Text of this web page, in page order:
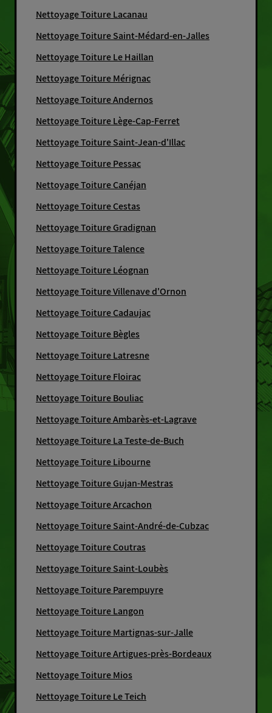
Nettoyage Toiture Lacanau
Nettoyage Toiture Saint-Médard-en-Jalles
Nettoyage Toiture Le Haillan
Nettoyage Toiture Mérignac
Nettoyage Toiture Andernos
Nettoyage Toiture Lège-Cap-Ferret
Nettoyage Toiture Saint-Jean-d'Illac
Nettoyage Toiture Pessac
Nettoyage Toiture Canéjan
Nettoyage Toiture Cestas
Nettoyage Toiture Gradignan
Nettoyage Toiture Talence
Nettoyage Toiture Léognan
Nettoyage Toiture Villenave d'Ornon
Nettoyage Toiture Cadaujac
Nettoyage Toiture Bègles
Nettoyage Toiture Latresne
Nettoyage Toiture Floirac
Nettoyage Toiture Bouliac
Nettoyage Toiture Ambarès-et-Lagrave
Nettoyage Toiture La Teste-de-Buch
Nettoyage Toiture Libourne
Nettoyage Toiture Gujan-Mestras
Nettoyage Toiture Arcachon
Nettoyage Toiture Saint-André-de-Cubzac
Nettoyage Toiture Coutras
Nettoyage Toiture Saint-Loubès
Nettoyage Toiture Parempuyre
Nettoyage Toiture Langon
Nettoyage Toiture Martignas-sur-Jalle
Nettoyage Toiture Artigues-près-Bordeaux
Nettoyage Toiture Mios
Nettoyage Toiture Le Teich